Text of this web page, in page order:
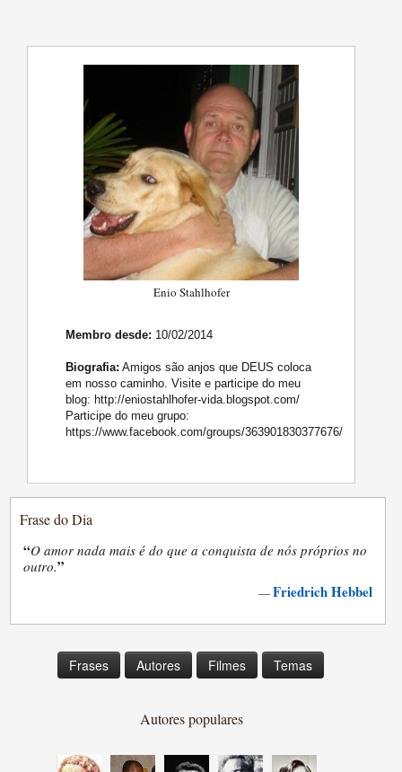
Enio Stahlhofer
Membro desde: 10/02/2014
Biografia: Amigos são anjos que DEUS coloca
em nosso caminho. Visite e participe do meu
blog: http://eniostahlhofer-vida.blogspot.com/
Participe do meu grupo:
https://www.facebook.com/groups/363901830377676/
Frase do Dia
“O amor nada mais é do que a conquista de nós próprios no
outro.”
—Friedrich Hebbel
Frases Autores Filmes Temas
Autores populares